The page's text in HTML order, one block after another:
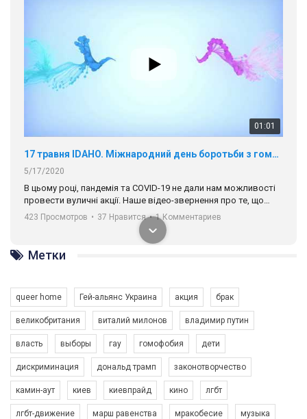
01:01
17 травня IDAHO. Міжнародний день боротьби з гомофобією трансфобією і біфобія.
5/17/2020
В цьому році, пандемія та COVІD-19 не дали нам можливості
провести вуличні акції. Наше відео-звернення про те, що
навіть коли ми у різних містах та не можемо зустрінеться, ми
разом. Ми закликаємо всіх хто поділяє цінності рівності та
солідарності, приєднатися до нас. Регіональні підрозділи
ГАУ є в 16 областях України.
Разом наш голос лунає гучніше!
423 Просмотров • 37 Нравится • 1 Комментариев
Метки
queer home Гей-альянс Украина акция брак
великобритания виталий милонов владимир путин
власть выборы гау гомофобия дети
дискриминация дональд трамп законотворчество
камин-аут киев киевпрайд кино лгбт
лгбт-движение марш равенства мракобесие музыка